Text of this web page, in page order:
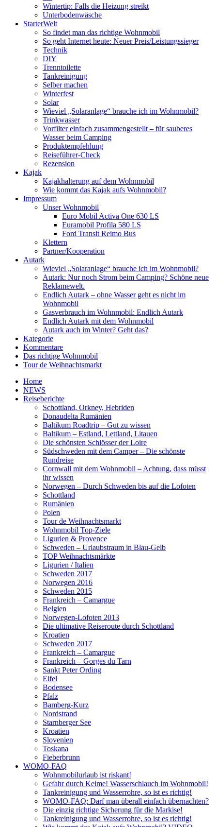
Wintertip: Falls die Heizung streikt
Unterbodenwäsche
StarterWelt
So findet man das richtige Wohnmobil
So geht Internet heute: Neuer Preis/Leistungssieger
Technik
DIY
Trenntoilette
Tankreinigung
Selber machen
Winterfest
Solar
Wieviel „Solaranlage“ brauche ich im Wohnmobil?
Trinkwasser
Vorfilter einfach zusammengestellt – für sauberes
Wasser beim Camping
Produktempfehlung
Reiseführer-Check
Rezension
Kajak
Kajakhalterung auf dem Wohnmobil
Wie kommt das Kajak aufs Wohnmobil?
Impressum
Unser Wohnmobil
Euro Mobil Activa One 630 LS
Euramobil Profila 580 LS
Ford Transit Reimo Bus
Klettern
Partner/Kooperation
Autark
Wieviel „Solaranlage“ brauche ich im Wohnmobil?
Autark: Nur noch Strom beim Camping? Schöne neue
Reklamewelt.
Endlich Autark – ohne Wasser geht es nicht im
Wohnmobil
Gasverbrauch im Wohnmobil: Endlich Autark
Endlich Autark mit dem Wohnmobil
Autark auch im Winter? Geht das?
Kategorie
Kommentare
Das richtige Wohnmobil
Tour de Weihnachtsmarkt
Home
NEWS
Reiseberichte
Schottland, Orkney, Hebriden
Donaudelta Rumänien
Baltikum Roadtrip – Gut zu wissen
Baltikum – Estland, Lettland, Litauen
Die schönsten Schlösser der Loire
Südschweden mit dem Camper – Die schönste
Rundreise
Cornwall mit dem Wohnmobil – Achtung, dass müsst
ihr wissen
Norwegen – Durch Schweden bis auf die Lofoten
Schottland
Rumänien
Polen
Tour de Weihnachtsmarkt
Wohnmobil Top-Ziele
Ligurien & Provence
Schweden – Urlaubstraum in Blau-Gelb
TOP Weihnachtsmärkte
Ligurien / Italien
Schweden 2017
Norwegen 2016
Schweden 2015
Frankreich – Camargue
Belgien
Norwegen-Lofoten 2013
Die ultimative Reiseroute durch Schottland
Kroatien
Schweden 2017
Frankreich – Camargue
Frankreich – Gorges du Tarn
Sankt Peter Ording
Eifel
Bodensee
Pfalz
Bamberg-Kurz
Nordstrand
Starnberger See
Kroatien
Slovenien
Toskana
Fieberbrunn
WOMO-FAQ
Wohnmobilurlaub ist riskant!
Gefahr durch Keime! Wasserschlauch im Wohnmobil!
Tankreinigung und Wasserrohre, so ist es richtig!
WOMO-FAQ: Darf man überall einfach übernachten?
Die einzig richtige Sicherung für die Markise!
Tankreinigung und Wasserrohre, so ist es richtig!